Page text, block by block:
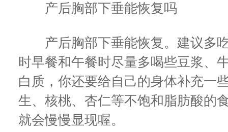
产后胸部下垂能恢复吗
产后胸部下垂能恢复。建议多吃
时早餐和午餐时尽量多喝些豆浆、
白质，你还要给自己的身体补充一
生、核桃、杏仁等不饱和脂肪酸的
就会慢慢显现喔。